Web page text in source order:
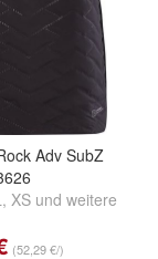
Adv SubZ
, XS und weitere
(52,29 €/)